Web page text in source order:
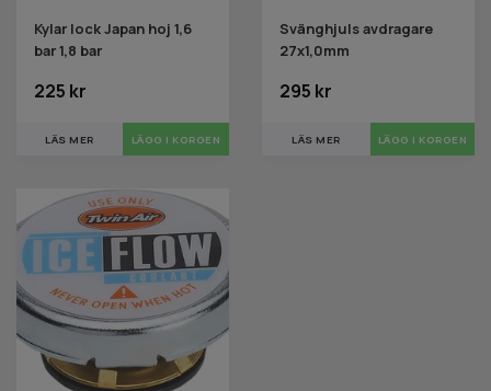
Kylar lock Japan hoj 1,6
bar 1,8 bar
225 kr
LÄS MER LÄGG I KORGEN
Svänghjuls avdragare
27x1,0mm
295 kr
LÄS MER